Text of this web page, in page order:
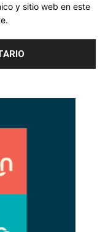
y sitio web en este